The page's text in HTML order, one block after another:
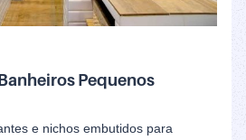
Pequenos
e nichos embutidos para